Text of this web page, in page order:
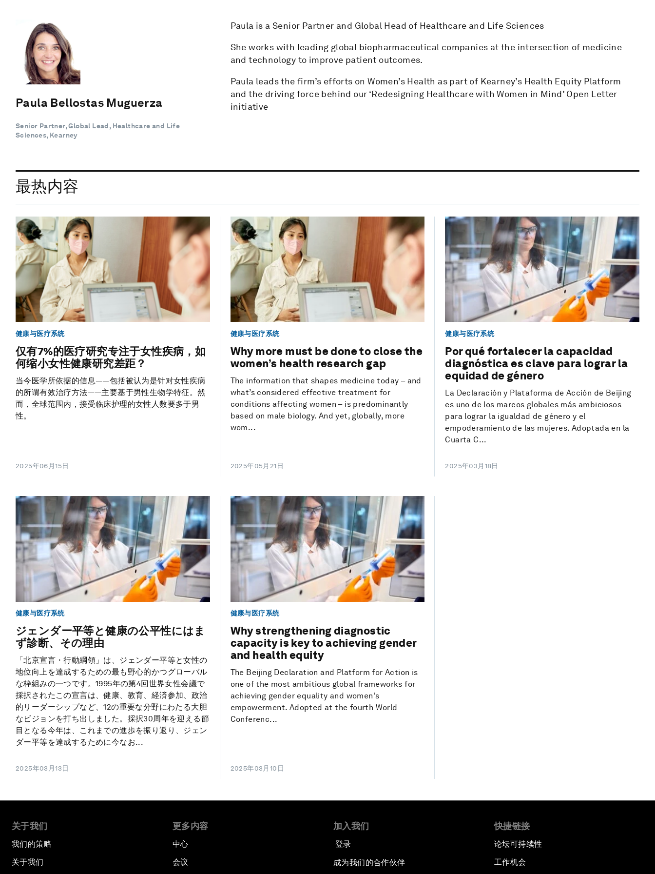
Paula Bellostas Muguerza
Senior Partner, Global Lead, Healthcare and Life
Sciences, Kearney
Paula is a Senior Partner and Global Head of Healthcare and Life Sciences
She works with leading global biopharmaceutical companies at the intersection of medicine
and technology to improve patient outcomes.
Paula leads the firm’s efforts on Women’s Health as part of Kearney’s Health Equity Platform
and the driving force behind our ‘Redesigning Healthcare with Women in Mind’ Open Letter
initiative
最热内容
健康与医疗系统
仅有7%的医疗研究专注于女性疾病，如
何缩小女性健康研究差距？
当今医学所依据的信息——包括被认为是针对女性疾病
的所谓有效治疗方法——主要基于男性生物学特征。然
而，全球范围内，接受临床护理的女性人数要多于男
性。
2025年06月15日
健康与医疗系统
Why more must be done to close the
women’s health research gap
The information that shapes medicine today – and
what’s considered effective treatment for
conditions affecting women – is predominantly
based on male biology. And yet, globally, more
wom...
2025年05月21日
健康与医疗系统
Por qué fortalecer la capacidad
diagnóstica es clave para lograr la
equidad de género
La Declaración y Plataforma de Acción de Beijing
es uno de los marcos globales más ambiciosos
para lograr la igualdad de género y el
empoderamiento de las mujeres. Adoptada en la
Cuarta C...
2025年03月18日
健康与医疗系统
ジェンダー平等と健康の公平性にはま
ず診断、その理由
「北京宣言・行動綱領」は、ジェンダー平等と女性の
地位向上を達成するための最も野心的かつグローバル
な枠組みの一つです。1995年の第4回世界女性会議で
採択されたこの宣言は、健康、教育、経済参加、政治
的リーダーシップなど、12の重要な分野にわたる大胆
なビジョンを打ち出しました。採択30周年を迎える節
目となる今年は、これまでの進歩を振り返り、ジェン
ダー平等を達成するために今なお...
2025年03月13日
健康与医疗系统
Why strengthening diagnostic
capacity is key to achieving gender
and health equity
The Beijing Declaration and Platform for Action is
one of the most ambitious global frameworks for
achieving gender equality and women's
empowerment. Adopted at the fourth World
Conferenc...
2025年03月10日
关于我们
我们的策略
关于我们
更多内容
中心
会议
加入我们
登录
成为我们的合作伙伴
快捷链接
论坛可持续性
工作机会